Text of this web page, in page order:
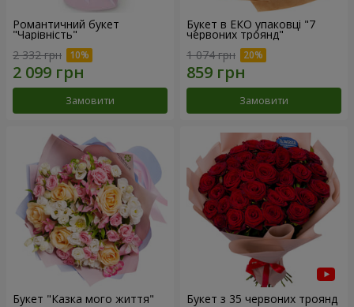
Романтичний букет
"Чарівність"
2 332 грн
Замовити
Букет в ЕКО упаковці "7
червоних троянд"
1 074 грн
Замовити
Букет "Казка мого життя" Букет з 35 червоних троянд